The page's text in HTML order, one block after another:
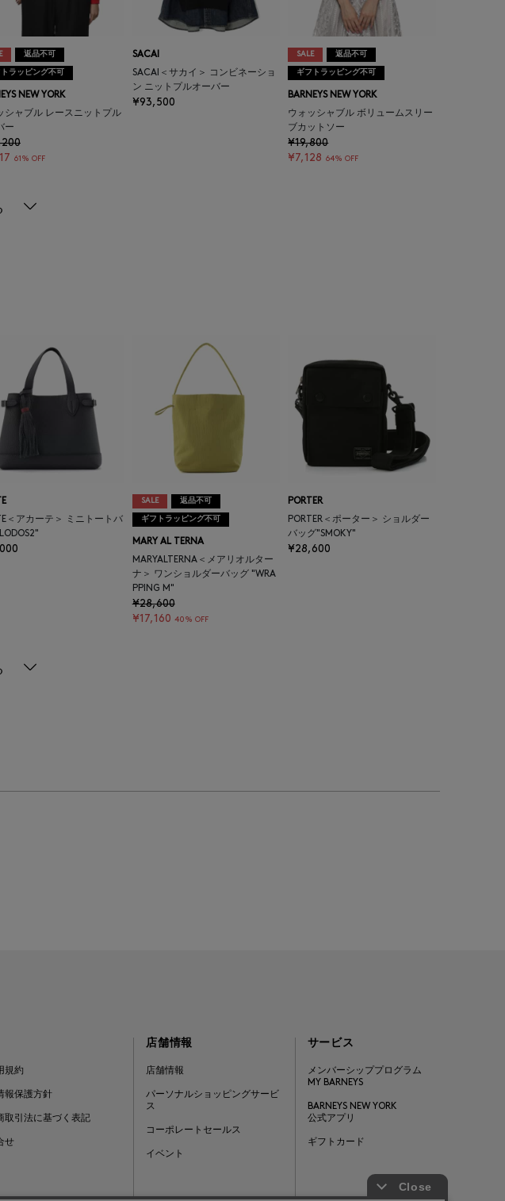
返品不可
ラッピング不可
NEW YORK
シャブル レースニットプル
ー
61% OFF
SACAI
SACAI＜サカイ＞ コンビネーショ
ン ニットプルオーバー
¥93,500
SALE 返品不可
ギフトラッピング不可
BARNEYS NEW YORK
ウォッシャブル ボリュームスリー
ブカットソー
¥19,800
¥7,128 64% OFF
＜アカーテ＞ ミニトートバ
SALE 返品不可
ギフトラッピング不可
MARY AL TERNA
MARYALTERNA＜メアリオルター
ナ＞ ワンショルダーバッグ "WRA
PPING M"
¥28,600
¥17,160 40% OFF
PORTER
PORTER＜ポーター＞ ショルダー
バッグ"SMOKY"
¥28,600
規約
報保護方針
取引法に基づく表記
せ
店舗情報
店舗情報
パーソナルショッピングサービ
ス
コーポレートセールス
イベント
サービス
メンバーシッププログラム
MY BARNEYS
BARNEYS NEW YORK
公式アプリ
ギフトカード